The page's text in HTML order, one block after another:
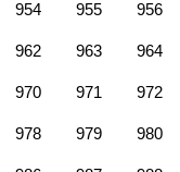
954 955 956
962 963 964
970 971 972
978 979 980